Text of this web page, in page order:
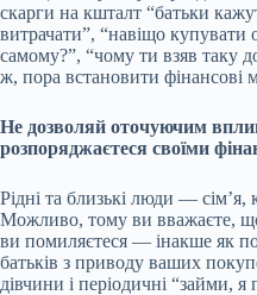
скарги на кшталт “батьки
витрачати”, “навіщо
самому?”, “чому ти взяв
ж, пора встановити фінансові
Не дозволяй оточуючим
розпоряджаєтеся своїми
Рідні та близькі люди —
Можливо, тому ви вважаєте,
ви помиляєтеся — інакше як
батьків з приводу ваших
дівчини і періодичні “займи, я